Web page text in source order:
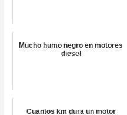
Mucho humo negro en motores
diesel
Cuantos km dura un motor